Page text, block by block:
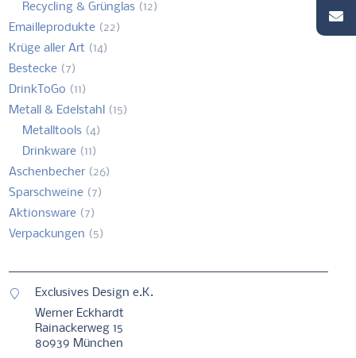
Recycling & Grünglas (12)
Emailleprodukte (22)
Krüge aller Art (14)
Bestecke (7)
DrinkToGo (11)
Metall & Edelstahl (15)
Metalltools (4)
Drinkware (11)
Aschenbecher (26)
Sparschweine (7)
Aktionsware (7)
Verpackungen (5)
Exclusives Design e.K.
Werner Eckhardt
Rainackerweg 15
80939 München